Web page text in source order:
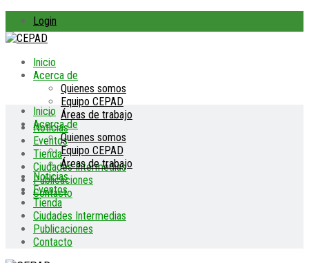
Login
Inicio
Acerca de
Quienes somos
Equipo CEPAD
Áreas de trabajo
Noticias
Eventos
Tienda
Ciudades Intermedias
Publicaciones
Contacto
Inicio
Acerca de
Quienes somos
Equipo CEPAD
Áreas de trabajo
Noticias
Eventos
Tienda
Ciudades Intermedias
Publicaciones
Contacto